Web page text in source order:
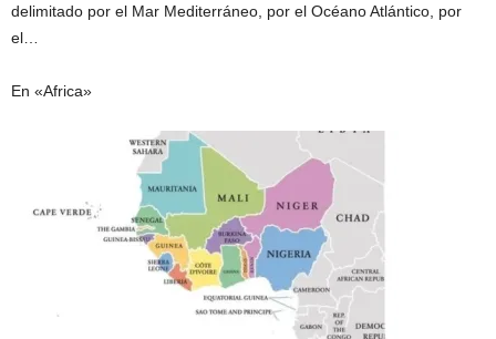
delimitado por el Mar Mediterráneo, por el Océano Atlántico, por
el…
En «Africa»